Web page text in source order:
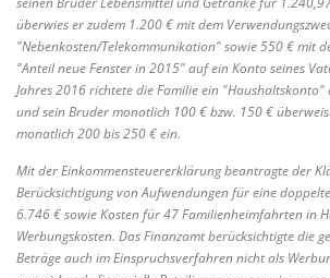
überwies er zudem 1.200 € mit dem
"Nebenkosten/Telekommunikation" sowie 550 € mit
"Anteil neue Fenster in 2015" auf ein Konto seines
Jahres 2016 richtete die Familie ein
und sein Bruder monatlich 100 € bzw. 150 €
monatlich 200 bis 250 € ein.
Mit der Einkommensteuererklärung beantragte der
Berücksichtigung von Aufwendungen für eine
6.746 € sowie Kosten für 47 Familienheimfahrten in
Werbungskosten. Das Finanzamt berücksichtigte die
Beträge auch im Einspruchsverfahren nicht als